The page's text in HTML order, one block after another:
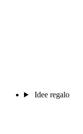
Idee regalo